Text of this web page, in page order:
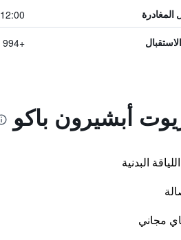
12:00
+994 124 998 888
أبشيرون باكو
البدنية
مجاني